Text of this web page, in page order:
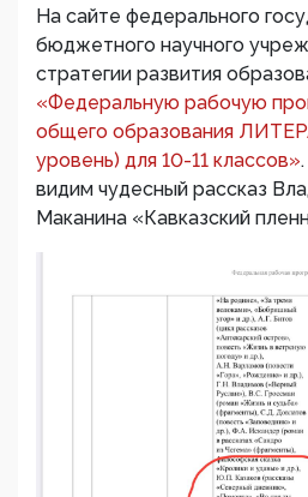
На сайте федерального
бюджетного научного
стратегии развития
«Федеральную рабочую
общего образования
уровень) для 10-11 классов»
видим чудесный рассказ
Маканина «Кавказский